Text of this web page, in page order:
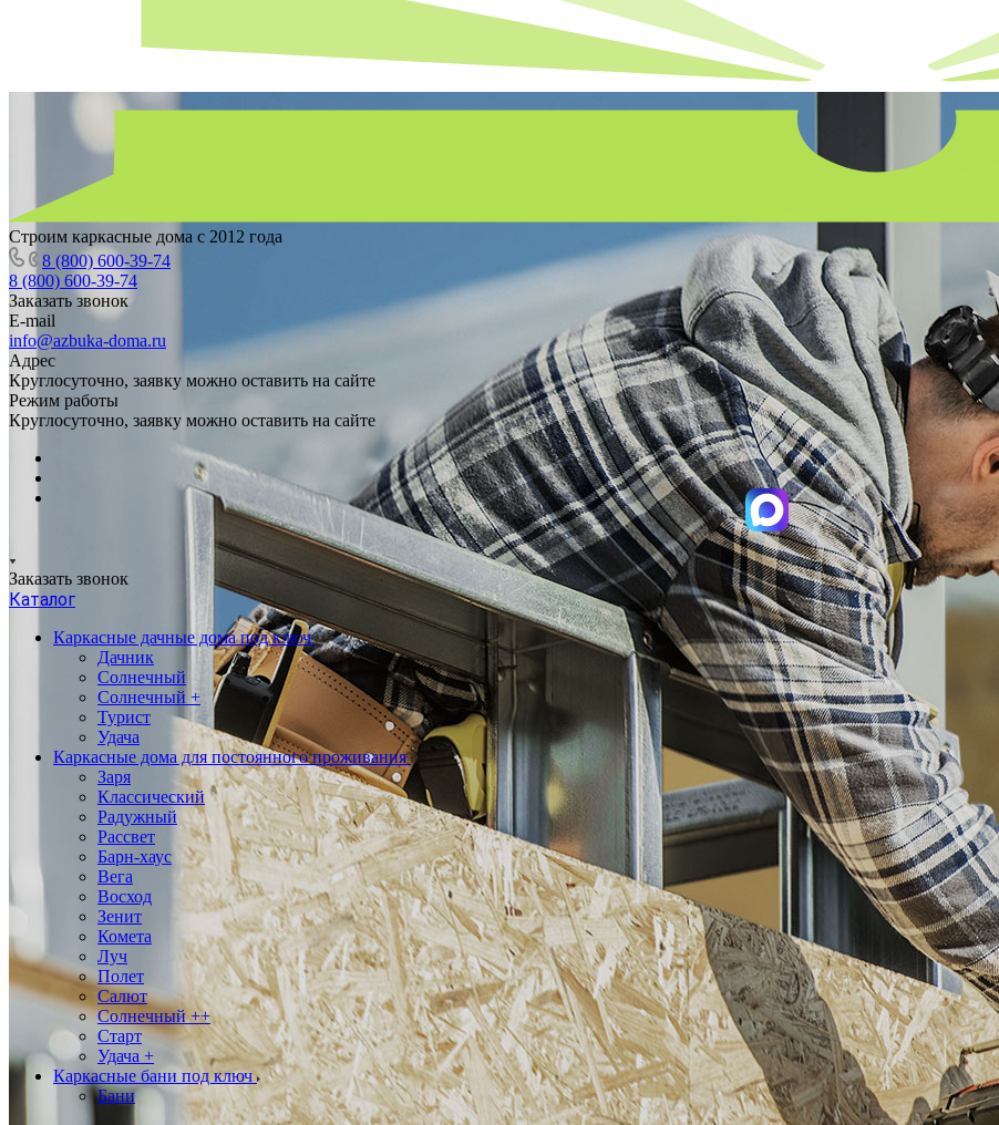
Строим каркасные дома с 2012 года
8 (800) 600-39-74
8 (800) 600-39-74
Заказать звонок
E-mail
info@azbuka-doma.ru
Адрес
Круглосуточно, заявку можно оставить на сайте
Режим работы
Круглосуточно, заявку можно оставить на сайте
Заказать звонок
Каталог
Каркасные дачные дома под ключ
Дачник
Солнечный
Солнечный +
Турист
Удача
Каркасные дома для постоянного проживания
Заря
Классический
Радужный
Рассвет
Барн-хаус
Вега
Восход
Зенит
Комета
Луч
Полет
Салют
Солнечный ++
Старт
Удача +
Каркасные бани под ключ
Бани